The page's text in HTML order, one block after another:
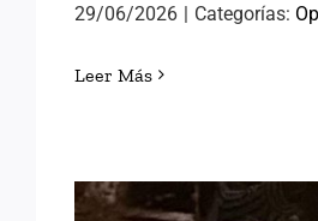
29/06/2026 | Categorías:
Leer Más